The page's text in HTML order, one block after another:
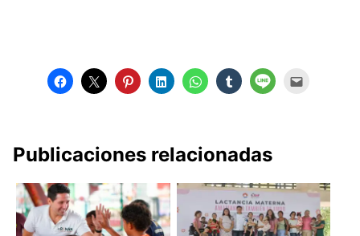
Publicaciones relacionadas